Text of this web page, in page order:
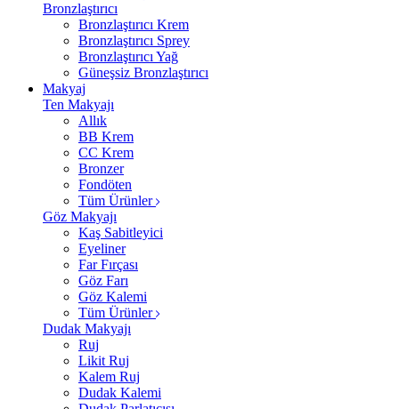
Bronzlaştırıcı
Bronzlaştırıcı Krem
Bronzlaştırıcı Sprey
Bronzlaştırıcı Yağ
Güneşsiz Bronzlaştırıcı
Makyaj
Ten Makyajı
Allık
BB Krem
CC Krem
Bronzer
Fondöten
Tüm Ürünler
Göz Makyajı
Kaş Sabitleyici
Eyeliner
Far Fırçası
Göz Farı
Göz Kalemi
Tüm Ürünler
Dudak Makyajı
Ruj
Likit Ruj
Kalem Ruj
Dudak Kalemi